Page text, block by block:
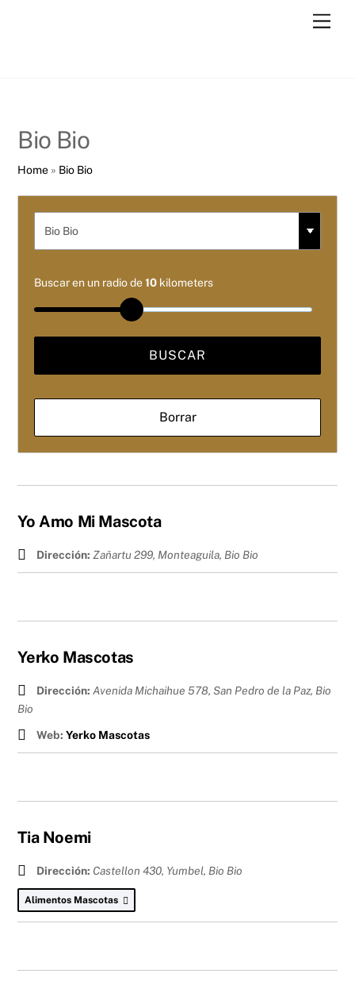
Bio Bio
Home » Bio Bio
Buscar en un radio de10 kilometers
Yo Amo Mi Mascota
Dirección: Zañartu 299, Monteaguila, Bio Bio
Yerko Mascotas
Dirección: Avenida Michaihue 578, San Pedro de la Paz, Bio
Bio
Web: Yerko Mascotas
Tia Noemi
Dirección: Castellon 430, Yumbel, Bio Bio
Alimentos Mascotas